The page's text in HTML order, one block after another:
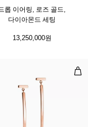
롭 이어링, 로즈 골드,
다이아몬드 세팅
13,250,000원
링크 이어링, 로즈 골
바